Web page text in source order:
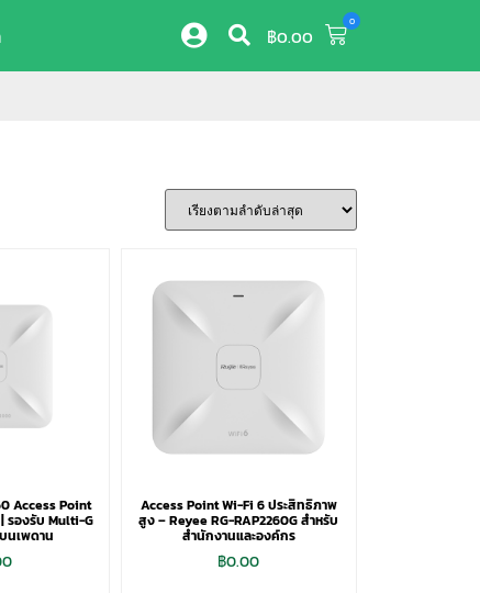
฿0.00
0
Access Point
รองรับ Multi-G
นเพดาน
Access Point Wi-Fi 6 ประสิทธิภาพ
สูง – Reyee RG-RAP2260G สำหรับ
สำนักงานและองค์กร
฿0.00